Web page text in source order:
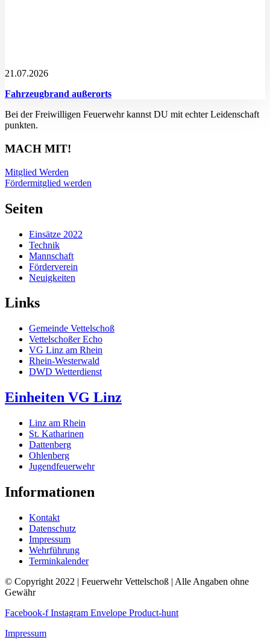
21.07.2026
Fahrzeugbrand außerorts
Bei der Freiwilligen Feuerwehr kannst DU mit echter Leidenschaft
punkten.
MACH MIT!
Mitglied Werden
Fördermitglied werden
Seiten
Einsätze 2022
Technik
Mannschaft
Förderverein
Neuigkeiten
Links
Gemeinde Vettelschoß
Vettelschoßer Echo
VG Linz am Rhein
Rhein-Westerwald
DWD Wetterdienst
Einheiten VG Linz
Linz am Rhein
St. Katharinen
Dattenberg
Ohlenberg
Jugendfeuerwehr
Informationen
Kontakt
Datenschutz
Impressum
Wehrführung
Terminkalender
© Copyright 2022 | Feuerwehr Vettelschoß | Alle Angaben ohne
Gewähr
Facebook-f Instagram Envelope Product-hunt
Impressum